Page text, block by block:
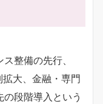
整備の先行、
大、金融・専門
段階導入という